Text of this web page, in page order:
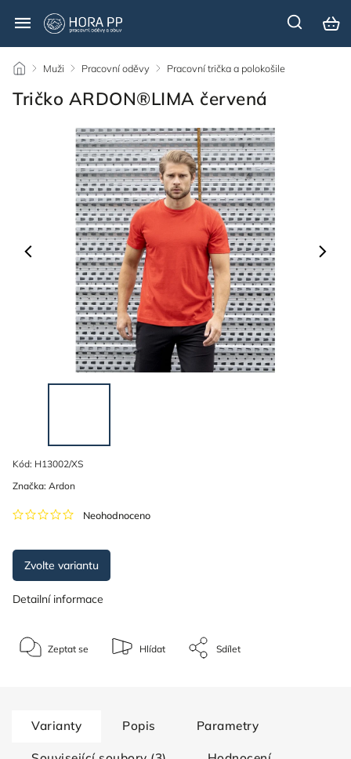
/ Muži / Pracovní oděvy / Pracovní trička a polokošile
Tričko ARDON®LIMA červená
Kód: H13002/XS
Neohodnoceno
Značka: Ardon
Zvolte variantu
Detailní informace
Zeptat se Hlídat Sdílet
Varianty Popis Parametry